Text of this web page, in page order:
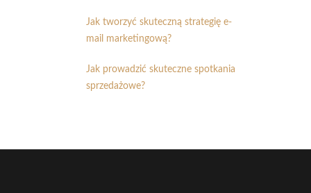
Jak tworzyć skuteczną strategię e-
mail marketingową?
Jak prowadzić skuteczne spotkania
sprzedażowe?